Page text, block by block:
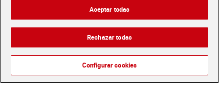
Polos smoothie de frutas
65% Dia Temptation 6 x 52
Sin gluten
Añadir
Polos sabor tropical lima-
limón Dia Temptation 6 x
Sin gluten
2,29 €
Aceptar todas
Rechazar todas
Configurar cookies